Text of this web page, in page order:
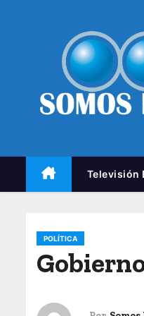
Televisión
POLÍTICA